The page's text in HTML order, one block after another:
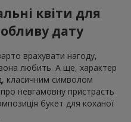
квіти для
дату
врахувати нагоду,
любить. А ще, характер
класичним символом
про невгамовну пристрасть
букет для коханої